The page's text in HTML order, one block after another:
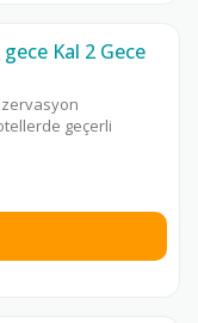
Kal 2 Gece
geçerli